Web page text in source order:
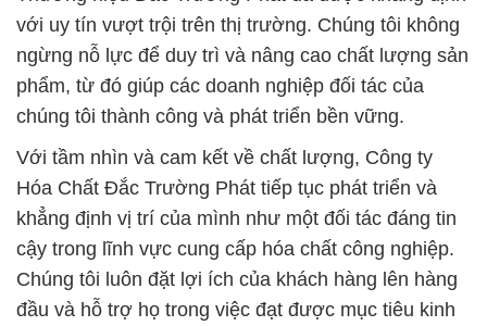
Chúng tôi luôn đặt lợi ích của khách hàng lên hàng
đầu và hỗ trợ họ trong việc đạt được mục tiêu kinh
doanh của họ.
Mỗi lô hàng sản phẩm của chúng tôi đều được kiểm
tra và đảm bảo tuân thủ các tiêu chuẩn an toàn và
môi trường. Đội ngũ chuyên gia của chúng tôi liên
tục nghiên cứu và phát triển các sản phẩm mới,
đồng thời không ngừng hoàn thiện danh mục sản
phẩm để đáp ứng mọi yêu cầu đặc biệt của khách
hàng.